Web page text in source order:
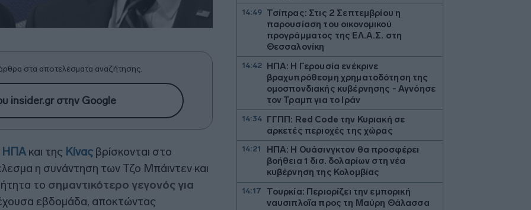
στα αποτελέσματα αναζήτησης.
insider.gr στην Google
ΗΠΑ και της Κίνας βρίσκονται στο
η συνάντηση των Τζο Μπάιντεν και
το σημαντικότερο γεγονός για
εβδομάδα, αποκτώντας
14:49
Τσίπρας: Στις 2 Σεπτεμβρίου η
παρουσίαση του οικονομικού
προγράμματος της ΕΛ.Α.Σ. στη
Θεσσαλονίκη
14:42
ΗΠΑ: Η Γερουσία ενέκρινε
βραχυπρόθεσμη χρηματοδότηση της
ομοσπονδιακής κυβέρνησης - Αγνόησε
τον Τραμπ για το Ιράν
14:34
ΓΓΠΠ: Red Code την Κυριακή σε
αρκετές περιοχές της χώρας
14:21
ΗΠΑ: Η Ουάσινγκτον θα προσφέρει
βοήθεια 1 δισ. δολαρίων στη νέα
κυβέρνηση της Κολομβίας
14:17
Τουρκία: Περιορίζει την εμπορική
ναυσιπλοΐα προς τη Μαύρη Θάλασσα